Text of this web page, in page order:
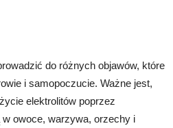
do różnych objawów, które
i samopoczucie. Ważne jest,
elektrolitów poprzez
owoce, warzywa, orzechy i